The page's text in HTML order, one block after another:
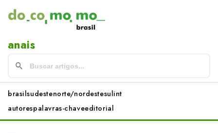
anais
brasilsudestenorte/nordestesulint
autorespalavras-chaveeditorial